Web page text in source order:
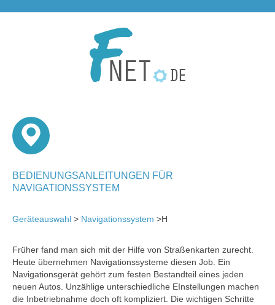
BEDIENUNGSANLEITUNGEN FÜR
NAVIGATIONSSYSTEM
Geräteauswahl > Navigationssystem >H
Früher fand man sich mit der Hilfe von Straßenkarten zurecht.
Heute übernehmen Navigationssysteme diesen Job. Ein
Navigationsgerät gehört zum festen Bestandteil eines jeden
neuen Autos. Unzählige unterschiedliche EInstellungen machen
die Inbetriebnahme doch oft kompliziert. Die wichtigen Schritte